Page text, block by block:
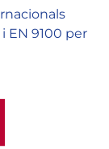
EN 9100 per